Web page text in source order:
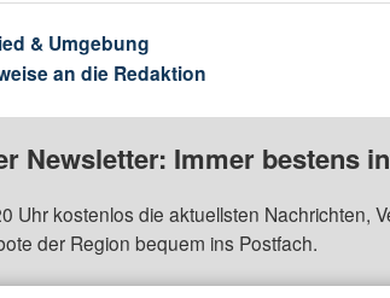
& Umgebung
an die Redaktion
Newsletter: Immer bestens
Uhr kostenlos die aktuellsten Nachrichten,
der Region bequem ins Postfach.